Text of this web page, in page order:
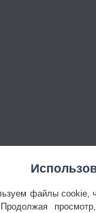
файлы cookie,